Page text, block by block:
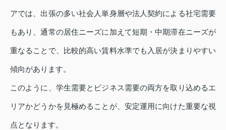
アでは、出張の多い社会人単身層や法人契約による社宅需要
もあり、通常の居住ニーズに加えて短期・中期滞在ニーズが
重なることで、比較的高い賃料水準でも入居が決まりやすい
傾向があります。
このように、学生需要とビジネス需要の両方を取り込めるエ
リアかどうかを見極めることが、安定運用に向けた重要な視
点となります。